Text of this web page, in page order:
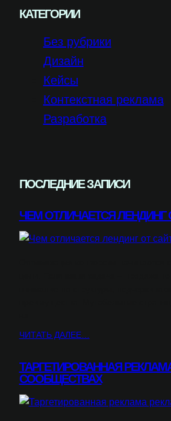
КАТЕГОРИИ
Без рубрики
Дизайн
Кейсы
Контекстная реклама
Разработка
ПОСЛЕДНИЕ ЗАПИСИ
ЧЕМ ОТЛИЧАЕТСЯ ЛЕНДИНГ
ЧИТАТЬ ДАЛЕЕ…
ТАРГЕТИРОВАННАЯ
СООБЩЕСТВАХ